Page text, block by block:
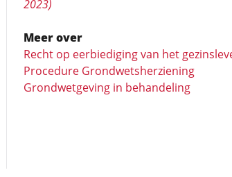
2023)
Meer over
Recht op eerbiediging van het
Procedure Grondwetsherziening
Grondwetgeving in behandeling